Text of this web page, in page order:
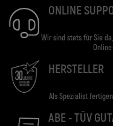
ONLINE
Wir sind stets für Sie
HERSTELLER
Als Spezialist
ABE - TÜV